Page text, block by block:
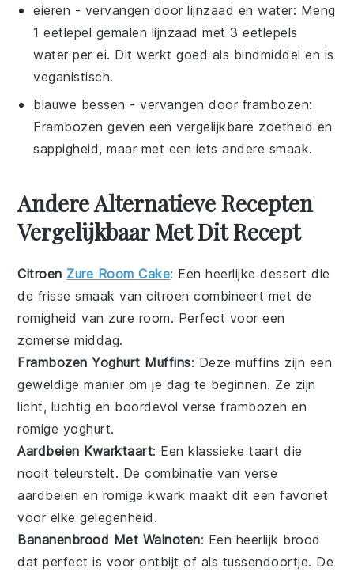
eieren - vervangen doorlijnzaad en water: Meng
1 eetlepel gemalen lijnzaad met 3 eetlepels
water per ei. Dit werkt goed als bindmiddel en is
veganistisch.
blauwe bessen - vervangen door frambozen:
Frambozen geven een vergelijkbare zoetheid en
sappigheid, maar met een iets andere smaak.
Andere Alternatieve Recepten
Vergelijkbaar Met Dit Recept
Citroen Zure Room Cake: Een heerlijkedessert die
de frisse smaak vancitroen combineert met de
romigheid van zure room. Perfect voor een
zomerse middag.
Frambozen Yoghurt Muffins: Dezemuffins zijn een
geweldige manier om je dag te beginnen. Ze zijn
licht, luchtig en boordevol verseframbozen en
romige yoghurt.
Aardbeien Kwarktaart: Een klassieketaart die
nooit teleurstelt. De combinatie van verse
aardbeien en romigekwark maakt dit een favoriet
voor elke gelegenheid.
Bananenbrood Met Walnoten: Een heerlijk brood
dat perfect is voor ontbijt of als tussendoortje. De